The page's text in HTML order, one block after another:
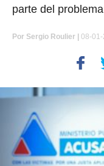
parte del
Por Sergio Roulier 08-